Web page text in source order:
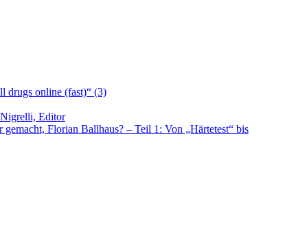
drugs online (fast)“ (3)
Editor
Florian Ballhaus? – Teil 1: Von „Härtetest“ bis